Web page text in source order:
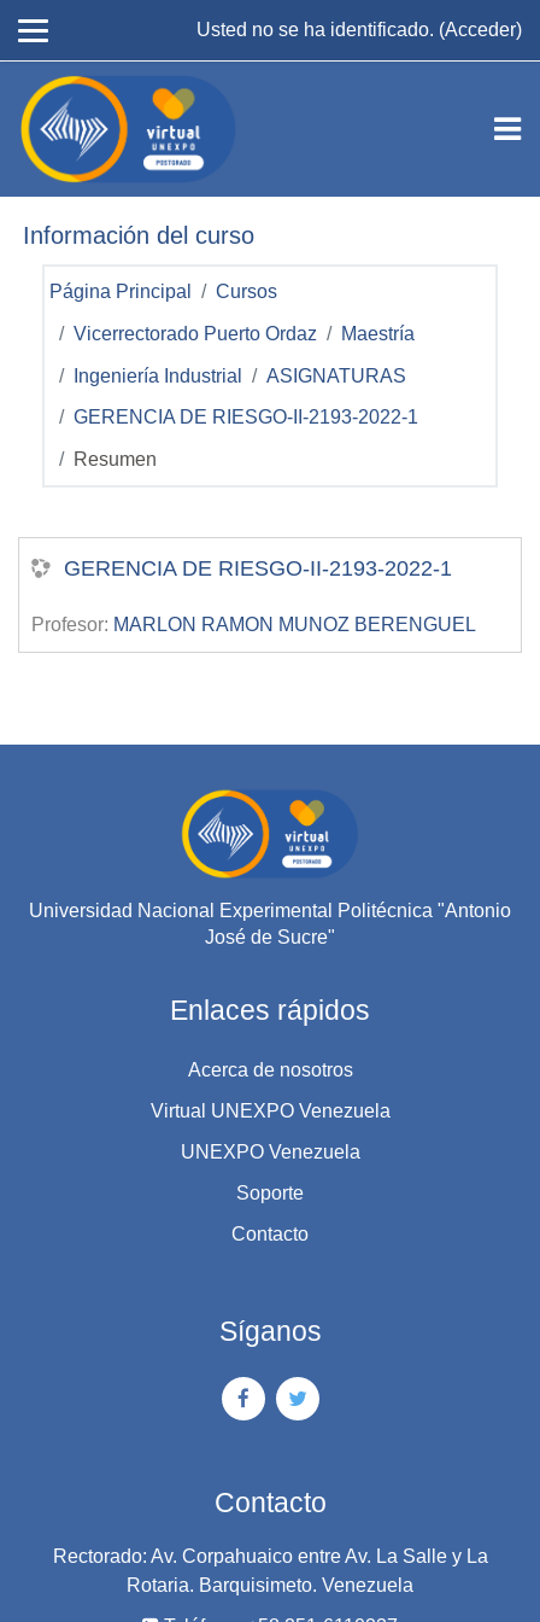
Usted no se ha identificado. (Acceder)
Información del curso
Página Principal Cursos
Vicerrectorado Puerto Ordaz Maestría
Ingeniería Industrial ASIGNATURAS
GERENCIA DE RIESGO-II-2193-2022-1
Resumen
GERENCIA DE RIESGO-II-2193-2022-1
Profesor: MARLON RAMON MUNOZ BERENGUEL
Universidad Nacional Experimental Politécnica "Antonio
José de Sucre"
Enlaces rápidos
Acerca de nosotros
Virtual UNEXPO Venezuela
UNEXPO Venezuela
Soporte
Contacto
Síganos
Contacto
Rectorado: Av. Corpahuaico entre Av. La Salle y La
Rotaria. Barquisimeto. Venezuela